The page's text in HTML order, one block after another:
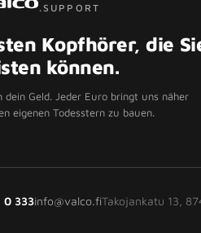
.SUPPORT
Kopfhörer, die
können.
dein Geld. Jeder Euro bringt uns näher
eigenen Todesstern zu bauen.
0 333info@valco.fiTakojankatu 13,